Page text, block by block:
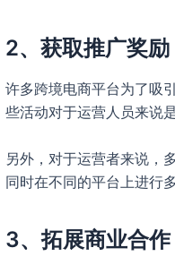
2、获取推广奖励
许多跨境电商平台为了吸
些活动对于运营人员来说
另外，对于运营者来说，
同时在不同的平台上进行
3、拓展商业合作